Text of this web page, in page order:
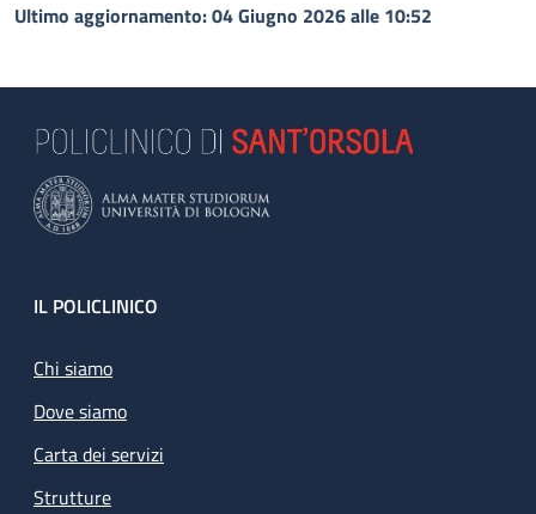
Ultimo aggiornamento: 04 Giugno 2026 alle 10:52
Footer
IL POLICLINICO
Chi siamo
Dove siamo
Carta dei servizi
Strutture